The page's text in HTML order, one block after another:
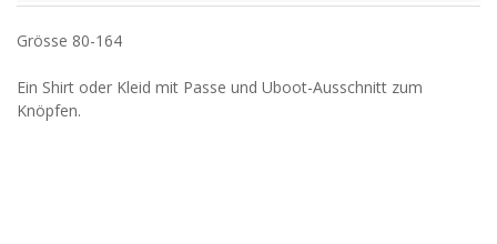
Grösse 80-164
Ein Shirt oder Kleid mit Passe und Uboot-Ausschnitt zum
Knöpfen.